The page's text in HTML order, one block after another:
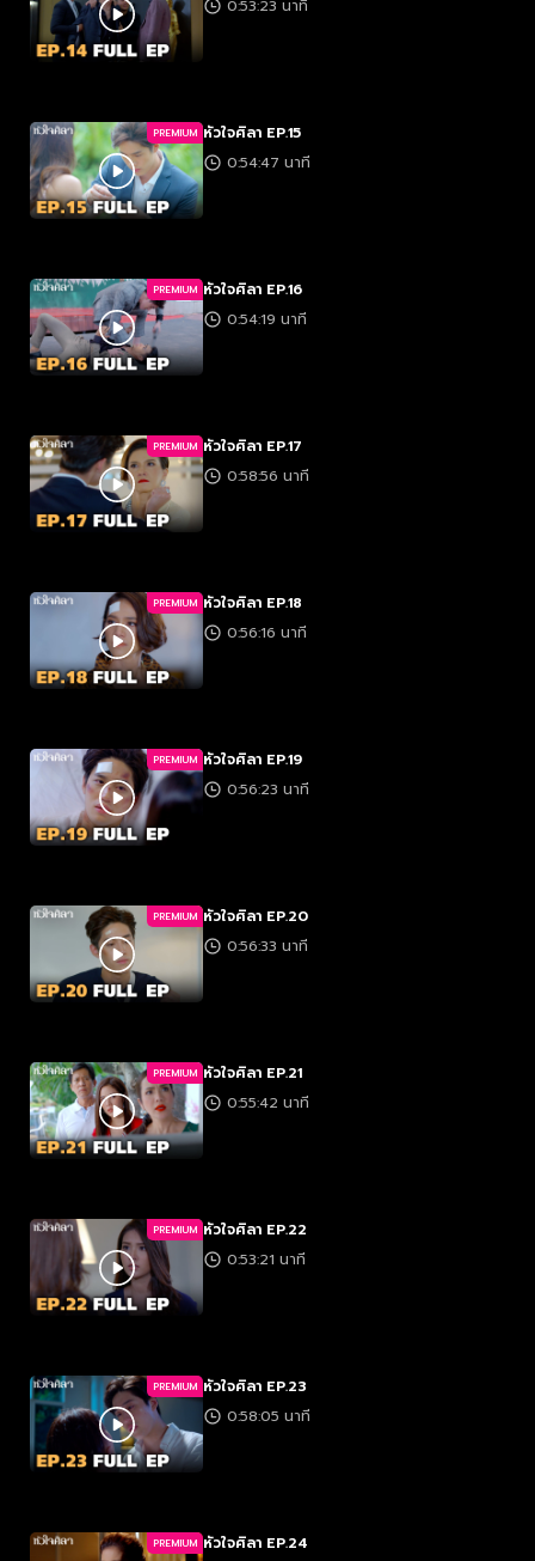
0:53:23 นาที
PREMIUM หัวใจศิลา EP.15
0:54:47 นาที
PREMIUM หัวใจศิลา EP.16
0:54:19 นาที
PREMIUM หัวใจศิลา EP.17
0:58:56 นาที
PREMIUM หัวใจศิลา EP.18
0:56:16 นาที
PREMIUM หัวใจศิลา EP.19
0:56:23 นาที
PREMIUM หัวใจศิลา EP.20
0:56:33 นาที
PREMIUM หัวใจศิลา EP.21
0:55:42 นาที
PREMIUM หัวใจศิลา EP.22
0:53:21 นาที
PREMIUM หัวใจศิลา EP.23
0:58:05 นาที
PREMIUM หัวใจศิลา EP.24